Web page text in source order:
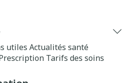
utiles Actualités santé
Tarifs des soins